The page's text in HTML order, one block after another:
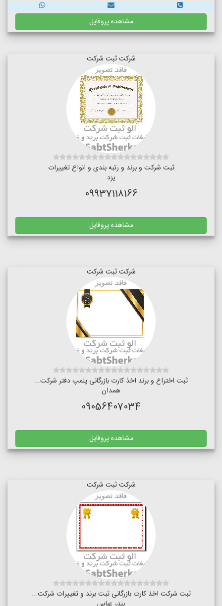
مشاهده پروفایل
شرکت ثبت شرکت
ثبت شرکت و برند و رتبه بندی و انواع تغییرات
یزد
09937118166
مشاهده پروفایل
شرکت ثبت شرکت
ثبت اختراع و برند اخذ کارت بازرگانی پلمپ دفتر شرکت...
همدان
09056407034
مشاهده پروفایل
شرکت ثبت شرکت
ثبت شرکت اخذ کارت بازرگانی ثبت برند و تغییرات شرکت...